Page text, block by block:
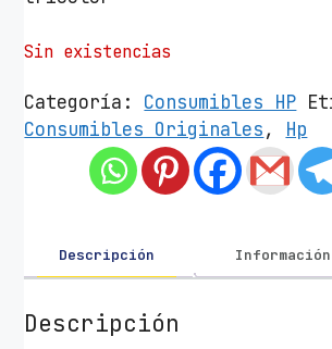
Sin existencias
Categoría: Consumibles HP
Consumibles Originales, Hp
Descripción
Descripción